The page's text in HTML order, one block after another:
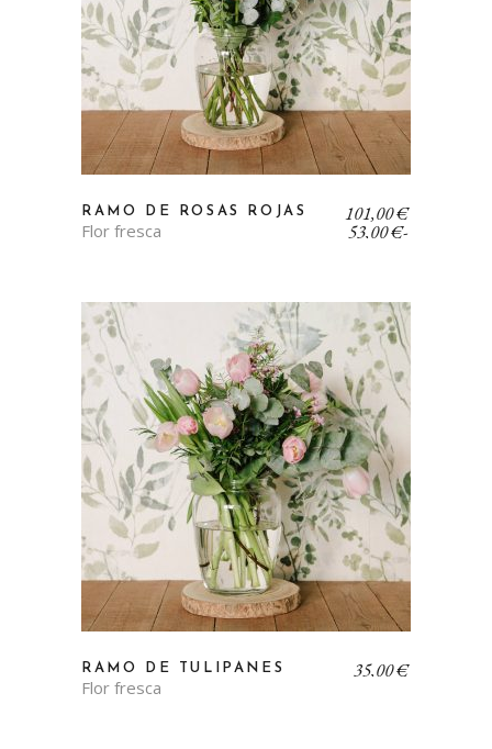
RAMO DE ROSAS ROJAS
Flor fresca 53,00€-
101,00€Rango
de
hasta
RAMO DE TULIPANES
Flor fresca
35,00€